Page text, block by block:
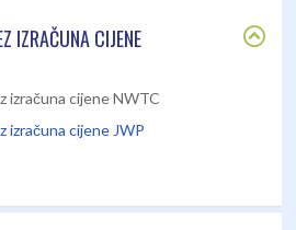
IZRAČUNA CIJENE
izračuna cijene NWTC
izračuna cijene JWP